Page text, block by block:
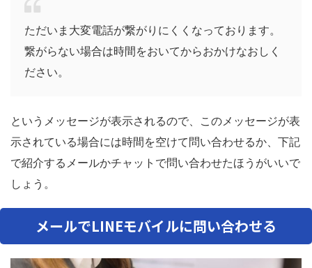
ただいま大変電話が繋がりにくくなっております。
繋がらない場合は時間をおいてからおかけなおしく
ださい。
というメッセージが表示されるので、このメッセージが表
示されている場合には時間を空けて問い合わせるか、下記
で紹介するメールかチャットで問い合わせたほうがいいで
しょう。
メールでLINEモバイルに問い合わせる